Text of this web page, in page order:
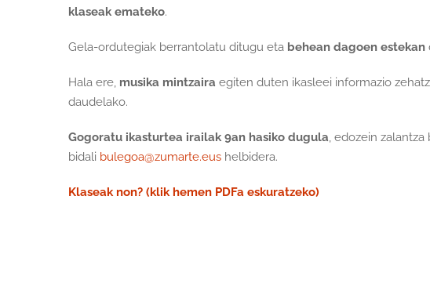
klaseak emateko.
Gela-ordutegiak berrantolatu ditugu eta behean dagoen estekan
Hala ere, musika mintzaira egiten duten ikasleei informazio
daudelako.
Gogoratu ikasturtea irailak 9an hasiko dugula, edozein
bidali bulegoa@zumarte.eus helbidera.
Klaseak non? (klik hemen PDFa eskuratzeko)